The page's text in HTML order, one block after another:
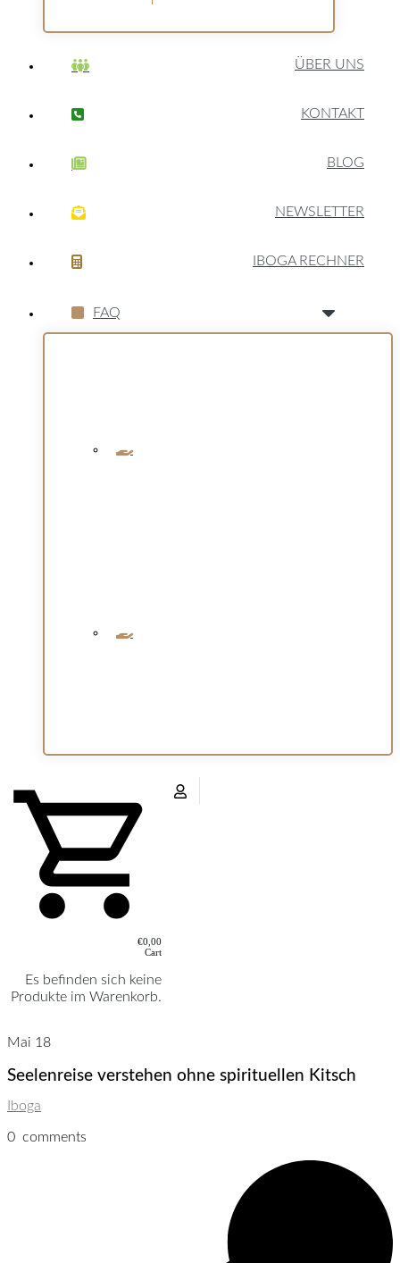
ÜBER UNS
KONTAKT
BLOG
NEWSLETTER
IBOGA RECHNER
FAQ
€0,00
Cart
Es befinden sich keine
Produkte im Warenkorb.
Mai 18
Seelenreise verstehen ohne spirituellen Kitsch
Iboga
0 comments